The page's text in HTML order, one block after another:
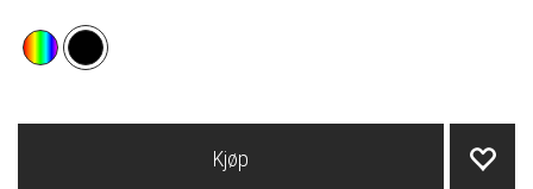
Kjøp